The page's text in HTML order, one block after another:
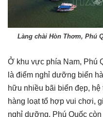
Làng chài Hòn Thơm, Phú
Ở khu vực phía Nam, Phú
là điểm nghỉ dưỡng biển
hữu nhiều bãi biển đẹp,
hàng loạt tổ hợp vui chơi,
nghỉ dưỡng, Phú Quốc